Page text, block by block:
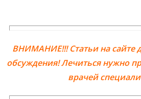
ВНИМАНИЕ!!! Статьи на сайте
обсуждения! Лечиться нужно
врачей